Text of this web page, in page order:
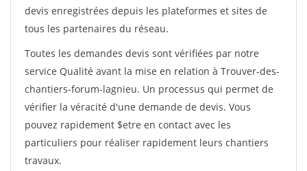
devis enregistrées depuis les plateformes et sites de
tous les partenaires du réseau.
Toutes les demandes devis sont vérifiées par notre
service Qualité avant la mise en relation à Trouver-des-
chantiers-forum-lagnieu. Un processus qui permet de
vérifier la véracité d'une demande de devis. Vous
pouvez rapidement $etre en contact avec les
particuliers pour réaliser rapidement leurs chantiers
travaux.